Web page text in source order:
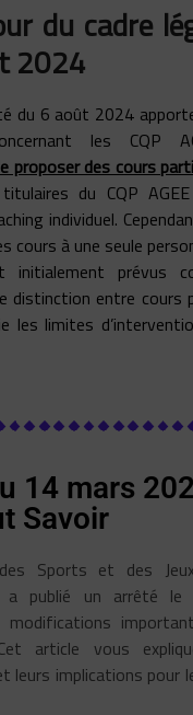
du cadre
2024
du 6 août 2024
les CQP
proposer des cours
du CQP
individuel.
cours à une seule
initialement prévus
distinction entre cours
les limites
14 mars
Savoir
Sports et des
a publié un arrêté
modifications
article vous
leurs implications pour